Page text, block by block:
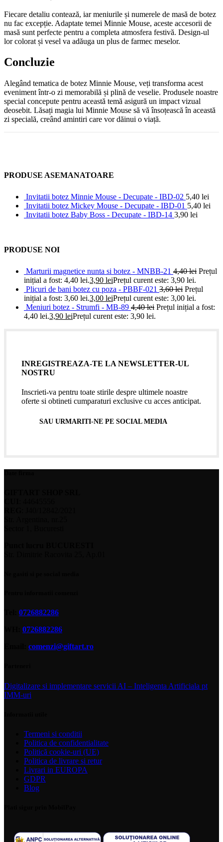
Fiecare detaliu contează, iar meniurile și numerele de masă de botez
nu fac excepție. Adaptate temei Minnie Mouse, aceste accesorii de
masă sunt perfecte pentru a completa atmosfera festivă. Design-ul
lor colorat și vesel va adăuga un plus de farmec meselor.
Concluzie
Alegând tematica de botez Minnie Mouse, veți transforma acest
eveniment într-o zi memorabilă și plină de veselie. Produsele noastre
special concepute pentru această temă asigură un impact vizual
deosebit. Lăsați magia lui Minnie Mouse să vă însoțească în această
zi specială, creând amintiri care vor dăinui o viață.
PRODUSE ASEMANATOARE
Invitatii botez Minnie Mouse - Decupate - IBD-02 5,40 lei
Invitatii botez Mickey Mouse - Decupate - IBD-01 5,40 lei
Invitatii botez Baby Boss - Decupate - IBD-14 3,90 lei
PRODUSE NOI
Marturii magnetice nunta si botez - MNBB-21 4,40lei Prețul
inițial a fost: 4,40 lei.3,90 leiPrețul curent este: 3,90 lei.
Plicuri de bani botez cu poza - PBBF-021 3,60lei Prețul
inițial a fost: 3,60 lei.3,00 leiPrețul curent este: 3,00 lei.
Meniuri botez - Strumfi - MB-89 4,40lei Prețul inițial a fost:
4,40 lei.3,90 leiPrețul curent este: 3,90 lei.
INREGISTREAZA-TE LA NEWSLETTER-UL
NOSTRU
Inscrieti-va pentru toate stirile despre ultimele noastre
oferte si obtineti cumparaturi exclusive cu acces anticipat.
SAU URMARITI-NE PE SOCIAL MEDIA
0726882286
0726882286
comenzi@giftart.ro
Digitalizare si implementare servicii AI – Inteligenta Artificiala pt
IMM-uri
Termeni si conditii
Politica de confidentialitate
Politică cookie-uri (UE)
Politica de livrare si retur
Livrari in EUROPA
GDPR
Blog